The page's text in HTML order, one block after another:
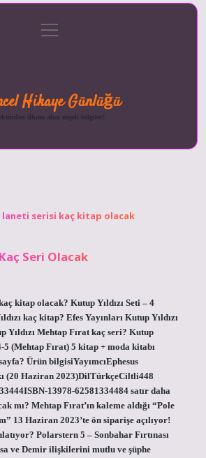
menüyü
aç
Hikaye Günlüğü
ilham alan neşeli bilgiler!
laneti serisi kaç kitap olacak
Seri Olacak
kitap olacak? Kutup Yıldızı Seti – 4
kaç kitap? Efes Yayınları Kutup Yıldızı
Yıldızı Mehtap Fırat kaç seri? Kutup
5 (Mehtap Fırat) 5 kitap + moda kitabı
Ürün bilgisiYayımcı‎Ephesus
(20 Haziran 2023)Dil‎TürkçeCiltli‎448
13‎978-62581334484 satır daha
mı? Mehtap Fırat’ın kaleme aldığı “Pole
13 Haziran 2023’te ön siparişe açılıyor!
Polarstern 5 – Sonbahar Fırtınası
ve Demir ilişkilerini mutlu ve şüphe